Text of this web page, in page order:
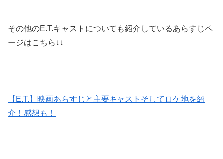
その他のE.T.キャストについても紹介しているあらすじペ
ージはこちら↓↓
【E.T.】映画あらすじと主要キャストそしてロケ地を紹
介！感想も！